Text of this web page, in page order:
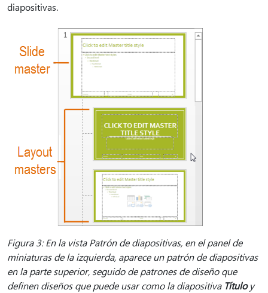
diapositivas.
Figura 3: En la vista Patrón de diapositivas, en el panel de
miniaturas de la izquierda, aparece un patrón de diapositivas
en la parte superior, seguido de patrones de diseño que
definen diseños que puede usar como la diapositiva Títuloy